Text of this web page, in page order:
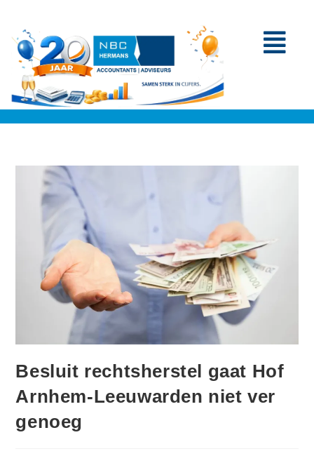
Besluit rechtsherstel gaat Hof
Arnhem-Leeuwarden niet ver
genoeg